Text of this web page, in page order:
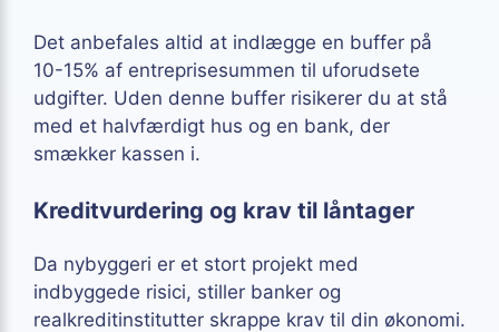
Det anbefales altid at indlægge en buffer på
10-15% af entreprisesummen til uforudsete
udgifter. Uden denne buffer risikerer du at stå
med et halvfærdigt hus og en bank, der
smækker kassen i.
Kreditvurdering og krav til låntager
Da nybyggeri er et stort projekt med
indbyggede risici, stiller banker og
realkreditinstitutter skrappe krav til din økonomi.